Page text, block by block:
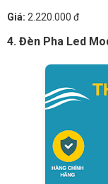
Giá: 2.220.000 đ
4. Đèn Pha Led